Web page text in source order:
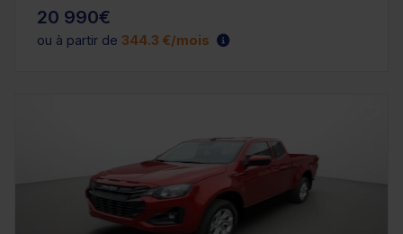
20 990€
ou à partir de 344.3 €/mois